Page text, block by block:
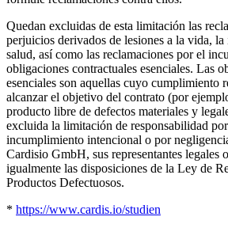
Quedan excluidas de esta limitación las
perjuicios derivados de lesiones a la vida,
salud, así como las reclamaciones por el
obligaciones contractuales esenciales. Las
esenciales son aquellas cuyo cumplimiento
alcanzar el objetivo del contrato (por
producto libre de defectos materiales y
excluida la limitación de responsabilidad
incumplimiento intencional o por
Cardisio GmbH, sus representantes legales
igualmente las disposiciones de la Ley de
Productos Defectuosos.
* https://www.cardis.io/studien